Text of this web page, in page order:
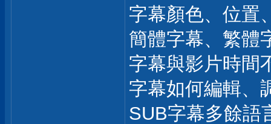
字幕顏色、位置
簡體字幕、繁體
字幕與影片時間
字幕如何編輯、
SUB字幕多餘語